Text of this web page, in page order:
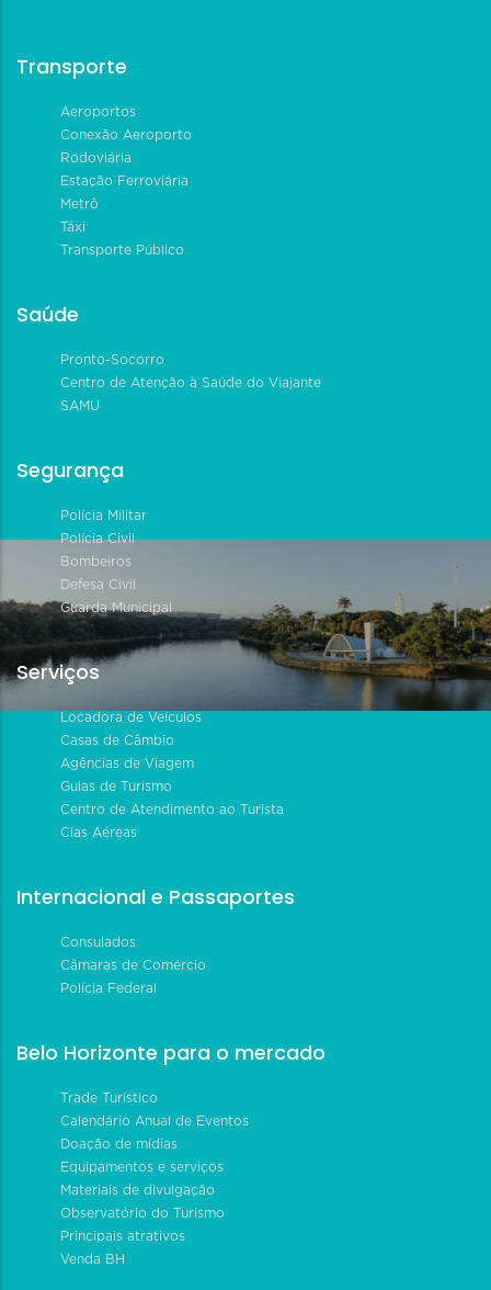
Transporte
Aeroportos
Conexão Aeroporto
Rodoviária
Estação Ferroviária
Metrô
Táxi
Transporte Público
Saúde
Pronto-Socorro
Centro de Atenção à Saúde do Viajante
SAMU
Segurança
Polícia Militar
Polícia Civil
Bombeiros
Defesa Civil
Guarda Municipal
Serviços
Locadora de Veículos
Casas de Câmbio
Agências de Viagem
Guias de Turismo
Centro de Atendimento ao Turista
Cias Aéreas
Internacional e Passaportes
Consulados
Câmaras de Comércio
Polícia Federal
Belo Horizonte para o mercado
Trade Turístico
Calendário Anual de Eventos
Doação de mídias
Equipamentos e serviços
Materiais de divulgação
Observatório do Turismo
Principais atrativos
Venda BH